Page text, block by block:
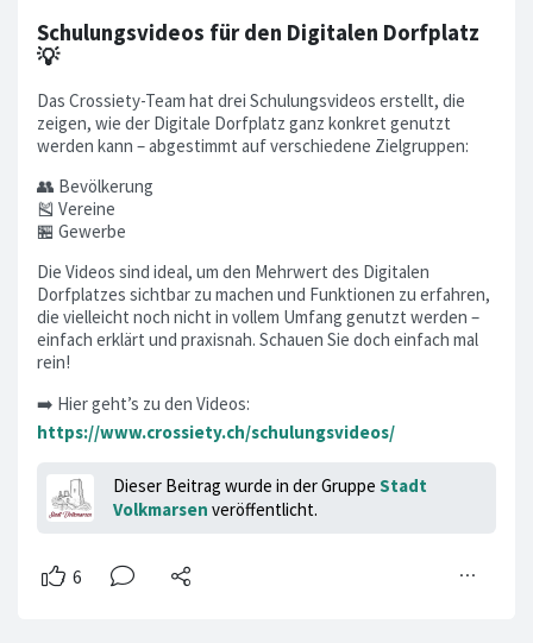
Schulungsvideos für den Digitalen Dorfplatz
💡
Das Crossiety-Team hat drei Schulungsvideos erstellt, die
zeigen, wie der Digitale Dorfplatz ganz konkret genutzt
werden kann – abgestimmt auf verschiedene Zielgruppen:
👥 Bevölkerung
🎽 Vereine
🏪 Gewerbe
Die Videos sind ideal, um den Mehrwert des Digitalen
Dorfplatzes sichtbar zu machen und Funktionen zu erfahren,
die vielleicht noch nicht in vollem Umfang genutzt werden –
einfach erklärt und praxisnah. Schauen Sie doch einfach mal
rein!
➡️ Hier geht’s zu den Videos:
https://www.crossiety.ch/schulungsvideos/
Dieser Beitrag wurde in der Gruppe Stadt
Volkmarsen veröffentlicht.